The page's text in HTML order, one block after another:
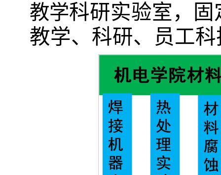
教学科研实验室 ，
教学、科研、员工